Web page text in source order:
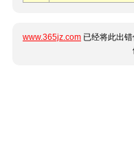
www.365jz.com 已经将此出